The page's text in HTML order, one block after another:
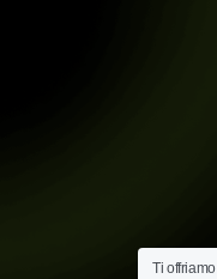
Ti offriamo